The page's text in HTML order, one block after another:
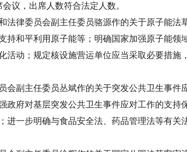
，出席人数符合法定人数。
律委员会副主任委员骆源作的关于原子能法
持和平利用原子能等；明确国家加强原子能领
活动；规定核设施营运单位应当采取必要措施
副主任委员丛斌作的关于突发公共卫生事件
政府对基层突发公共卫生事件应对工作的支持
进一步明确与食品安全法、药品管理法等有关